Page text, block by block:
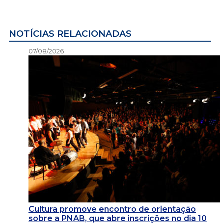
NOTÍCIAS RELACIONADAS
07/08/2026
Cultura promove encontro de orientação
sobre a PNAB, que abre inscrições no dia 10